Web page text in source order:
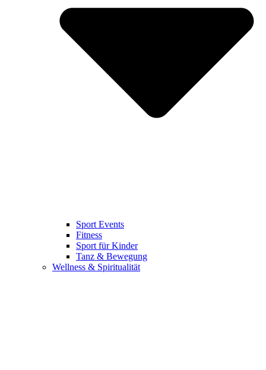
Sport Events
Fitness
Sport für Kinder
Tanz & Bewegung
Wellness & Spiritualität